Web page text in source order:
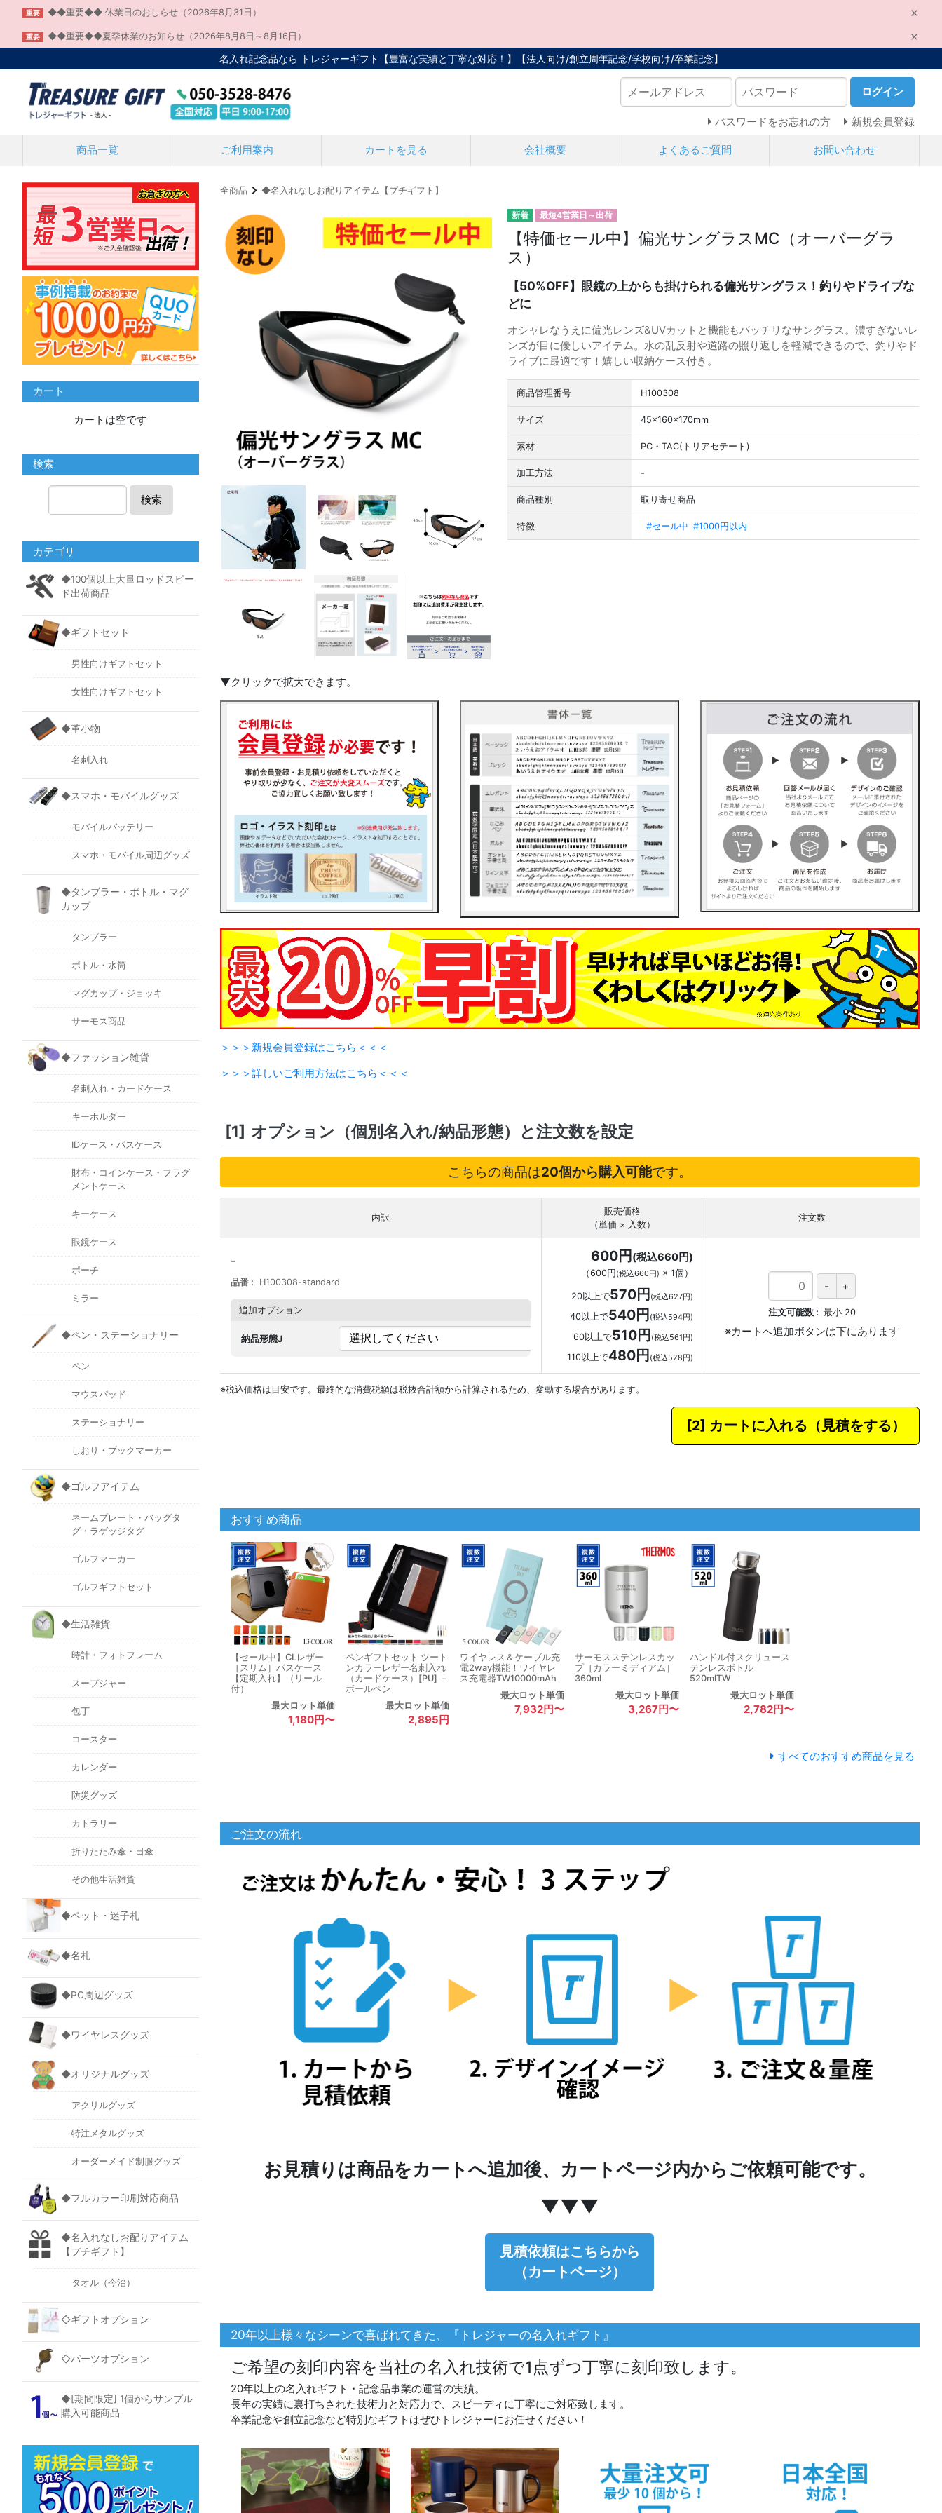
重要 ◆◆重要◆◆ 休業日のおしらせ（2026年8月31日）
重要 ◆◆重要◆◆夏季休業のお知らせ（2026年8月8日～8月16日）
名入れ記念品なら トレジャーギフト【豊富な実績と丁寧な対応！】 【法人向け/創立周年記念/学校向け/卒業記念】
ログイン
パスワードをお忘れの方 新規会員登録
商品一覧 ご利用案内 カートを見る 会社概要 よくあるご質問 お問い合わせ
全商品 ◆名入れなしお配りアイテム【プチギフト】
最短4営業日～出荷
【特価セール中】偏光サングラスMC（オーバーグラ
ス）
【50%OFF】眼鏡の上からも掛けられる偏光サングラス！釣りやドライブな
どに
オシャレなうえに偏光レンズ&UVカットと機能もバッチリなサングラス。濃すぎないレ
ンズが目に優しいアイテム。水の乱反射や道路の照り返しを軽減できるので、釣りやド
ライブに最適です！嬉しい収納ケース付き。
商品管理番号 H100308
サイズ 45×160×170mm
素材 PC・TAC(トリアセテート)
加工方法 -
商品種別 取り寄せ商品
特徴 #セール中 #1000円以内
▼クリックで拡大できます。
＞＞＞新規会員登録はこちら＜＜＜
＞＞＞詳しいご利用方法はこちら＜＜＜
[1] オプション（個別名入れ/納品形態）と注文数を設定
こちらの商品は20個から購入可能です。
内訳
販売価格
（単価 × 入数）
注文数
-
品番 H100308-standard
追加オプション
納品形態J
600円 (税込660円)
（600円 (税込660円) × 1個 ）
20以上で570円 (税込627円)
40以上で540円 (税込594円)
60以上で510円 (税込561円)
110以上で480円 (税込528円)
注文可能数 最小 20
※税込価格は目安です。最終的な消費税額は税抜合計額から計算されるため、変動する場合があります。
カートに入れる
おすすめ商品
【セール中】CLレザー
［スリム］パスケース
【定期入れ】（リール
付）
最大ロット単価
1,180円〜
ペンギフトセット ツート
ンカラーレザー名刺入れ
（カードケース）[PU] ＋
ボールペン
最大ロット単価
2,895円
ワイヤレス＆ケーブル充
電2way機能！ワイヤレ
ス充電器TW10000mAh
最大ロット単価
7,932円〜
サーモスステンレスカッ
プ［カラーミディアム］
360ml
最大ロット単価
3,267円〜
ハンドル付スクリュース
テンレスボトル
520mlTW
最大ロット単価
2,782円〜
すべてのおすすめ商品を見る
ご注文の流れ
お見積りは商品をカートへ追加後、カートページ内からご依頼可能です。
▼▼▼
見積依頼はこちらから
（カートページ）
20年以上様々なシーンで喜ばれてきた、『トレジャーの名入れギフト』
ご希望の刻印内容を当社の名入れ技術で1点ずつ丁寧に刻印致します。
20年以上の名入れギフト・記念品事業の運営の実績。
長年の実績に裏打ちされた技術力と対応力で、スピーディに丁寧にご対応致します。
卒業記念や創立記念など特別なギフトはぜひトレジャーにお任せください！
カート
カートは空です
検索
検索
カテゴリ
◆100個以上大量ロッドスピー
ド出荷商品
◆ギフトセット
男性向けギフトセット
女性向けギフトセット
◆革小物
名刺入れ
◆スマホ・モバイルグッズ
モバイルバッテリー
スマホ・モバイル周辺グッズ
◆タンブラー・ボトル・マグ
カップ
タンブラー
ボトル・水筒
マグカップ・ジョッキ
サーモス商品
◆ファッション雑貨
名刺入れ・カードケース
キーホルダー
IDケース・パスケース
財布・コインケース・フラグ
メントケース
キーケース
眼鏡ケース
ポーチ
ミラー
◆ペン・ステーショナリー
ペン
マウスパッド
ステーショナリー
しおり・ブックマーカー
◆ゴルフアイテム
ネームプレート・バッグタ
グ・ラゲッジタグ
ゴルフマーカー
ゴルフギフトセット
◆生活雑貨
時計・フォトフレーム
スープジャー
包丁
コースター
カレンダー
防災グッズ
カトラリー
折りたたみ傘・日傘
その他生活雑貨
◆ペット・迷子札
◆名札
◆PC周辺グッズ
◆ワイヤレスグッズ
◆オリジナルグッズ
アクリルグッズ
特注メタルグッズ
オーダーメイド制服グッズ
◆フルカラー印刷対応商品
◆名入れなしお配りアイテム
【プチギフト】
タオル（今治）
◇ギフトオプション
◇パーツオプション
◆[期間限定] 1個からサンプル
購入可能商品